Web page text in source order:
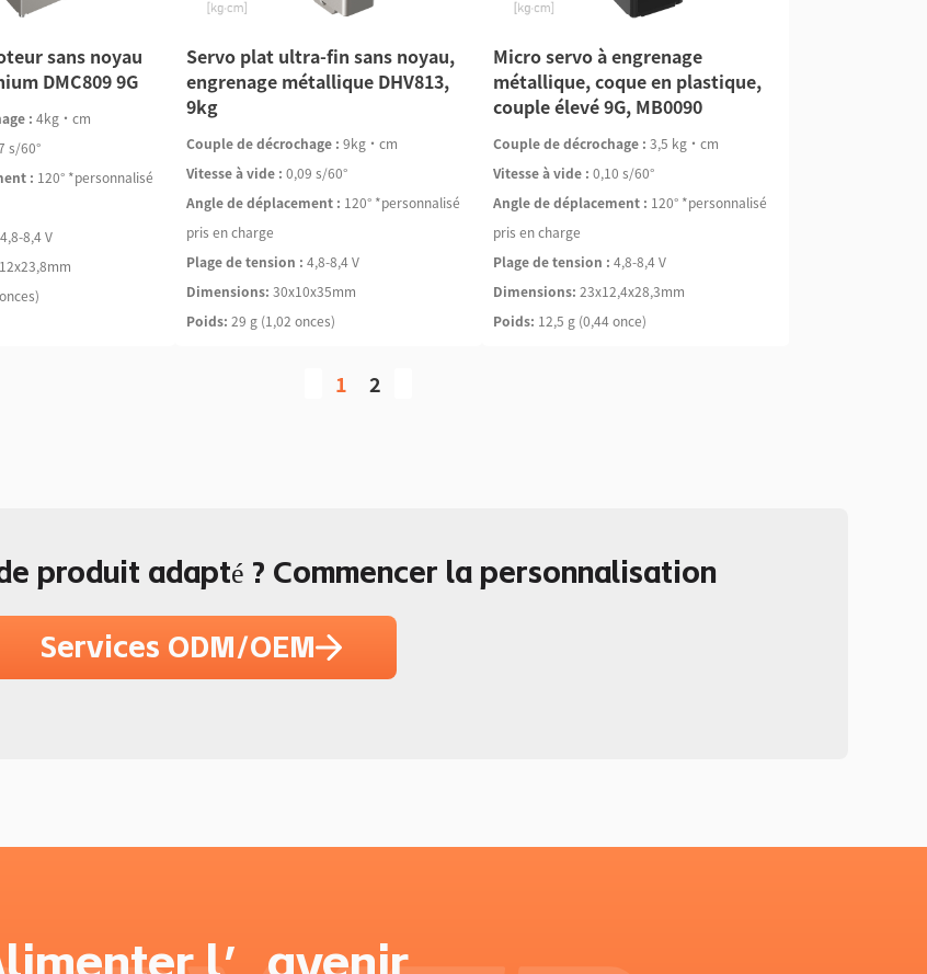
sans noyau
DMC809 9G
: 4kg·cm
s/60°
: 120° *personnalisé
4,8-8,4 V
Servo plat ultra-fin sans noyau,
engrenage métallique DHV813,
9kg
Couple de décrochage : 9kg·cm
Vitesse à vide : 0,09 s/60°
Angle de déplacement : 120° *personnalisé
pris en charge
Plage de tension : 4,8-8,4 V
Dimensions: 30x10x35mm
Poids: 29 g (1,02 onces)
Micro servo à engrenage
métallique, coque en plastique,
couple élevé 9G, MB0090
Couple de décrochage : 3,5 kg·cm
Vitesse à vide : 0,10 s/60°
Angle de déplacement : 120° *personnalisé
pris en charge
Plage de tension : 4,8-8,4 V
Dimensions: 23x12,4x28,3mm
Poids: 12,5 g (0,44 once)
1 2
produit adapté ? Commencer la personnalisation
Services ODM/OEM
l’avenir